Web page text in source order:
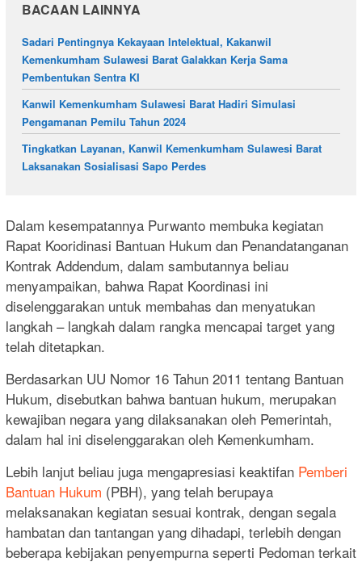
BACAAN LAINNYA
Sadari Pentingnya Kekayaan Intelektual, Kakanwil
Kemenkumham Sulawesi Barat Galakkan Kerja Sama
Pembentukan Sentra KI
Kanwil Kemenkumham Sulawesi Barat Hadiri Simulasi
Pengamanan Pemilu Tahun 2024
Tingkatkan Layanan, Kanwil Kemenkumham Sulawesi Barat
Laksanakan Sosialisasi Sapo Perdes
Dalam kesempatannya Purwanto membuka kegiatan
Rapat Kooridinasi Bantuan Hukum dan Penandatanganan
Kontrak Addendum, dalam sambutannya beliau
menyampaikan, bahwa Rapat Koordinasi ini
diselenggarakan untuk membahas dan menyatukan
langkah – langkah dalam rangka mencapai target yang
telah ditetapkan.
Berdasarkan UU Nomor 16 Tahun 2011 tentang Bantuan
Hukum, disebutkan bahwa bantuan hukum, merupakan
kewajiban negara yang dilaksanakan oleh Pemerintah,
dalam hal ini diselenggarakan oleh Kemenkumham.
Lebih lanjut beliau juga mengapresiasi keaktifan Pemberi
Bantuan Hukum (PBH), yang telah berupaya
melaksanakan kegiatan sesuai kontrak, dengan segala
hambatan dan tantangan yang dihadapi, terlebih dengan
beberapa kebijakan penyempurna seperti Pedoman terkait